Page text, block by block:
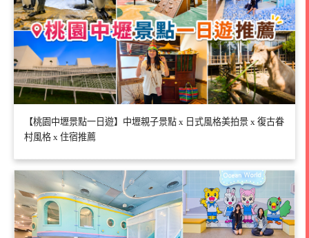
【桃園中壢景點一日遊】中壢親子景點 x 日式風格美拍景 x 復古眷
村風格 x 住宿推薦